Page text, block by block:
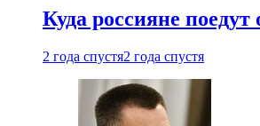
Куда россияне поедут
2 года спустя2 года спустя